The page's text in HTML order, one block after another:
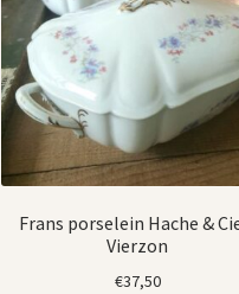
Frans porselein Hache &
Vierzon
€37,50